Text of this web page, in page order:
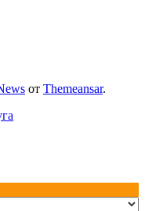
от Themeansar.